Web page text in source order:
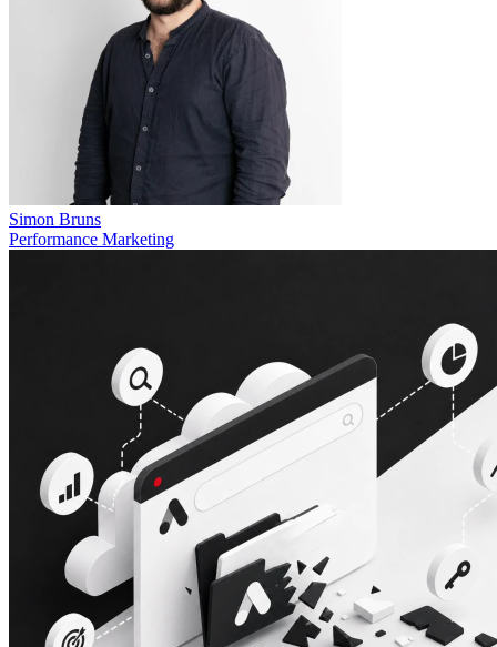
Simon Bruns
Performance Marketing